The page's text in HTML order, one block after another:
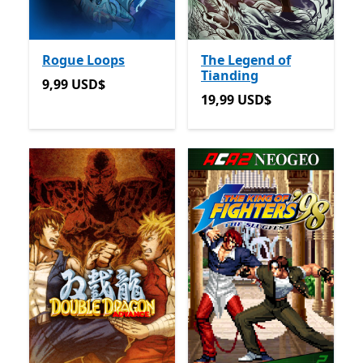
Rogue Loops
9,99 USD$
9,99 USD$
The Legend of
Tianding
19,99 USD$
19,99 USD$